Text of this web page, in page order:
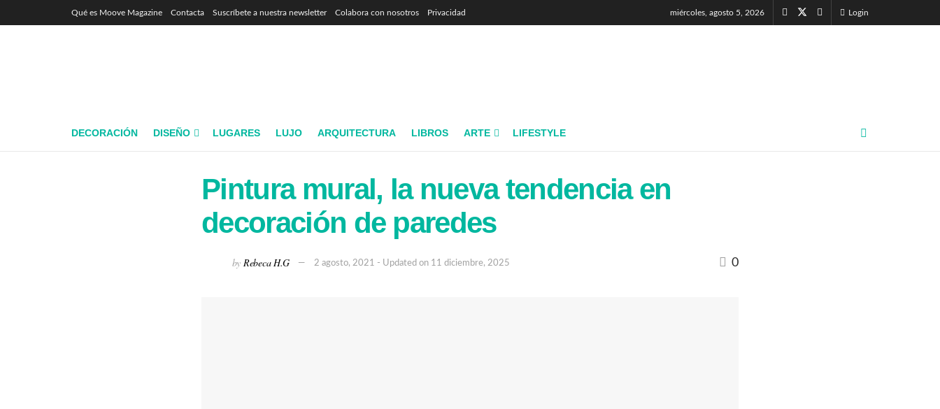
Qué es Moove Magazine Contacta Suscríbete a nuestra newsletter Colabora con nosotros Privacidad miércoles, agosto 5, 2026 Login
DECORACIÓN DISEÑO LUGARES LUJO ARQUITECTURA LIBROS ARTE LIFESTYLE
Pintura mural, la nueva tendencia en
decoración de paredes
by Rebeca H.G 2 agosto, 2021 - Updated on 11 diciembre, 2025 0